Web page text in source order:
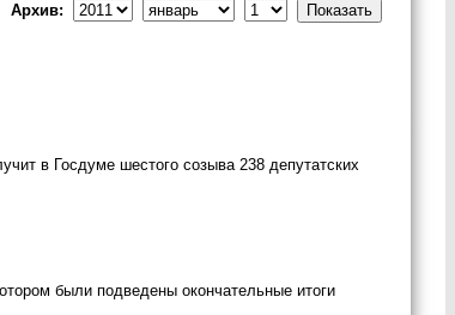
Архив:
в Госдуме шестого созыва 238 депутатских
были подведены окончательные итоги